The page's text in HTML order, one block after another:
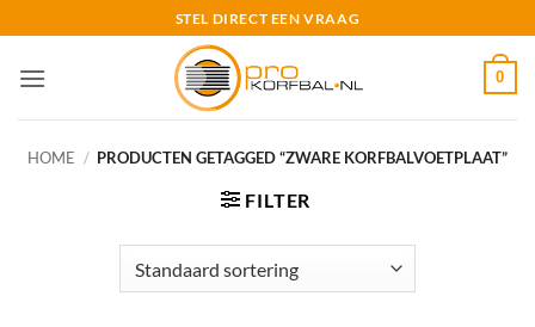
naar
inhoud
STEL DIRECT EEN VRAAG
0
HOME / PRODUCTEN GETAGGED “ZWARE KORFBALVOETPLAAT”
FILTER